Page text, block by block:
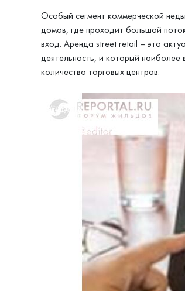
Особый сегмент коммерческой
домов, где проходит большой
вход. Аренда street retail – это
деятельность, и который
количество торговых центров.